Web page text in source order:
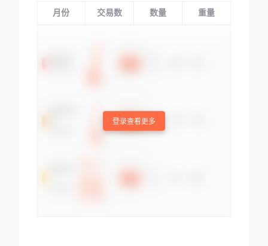
月份 交易数 数量 重量
登录查看更多